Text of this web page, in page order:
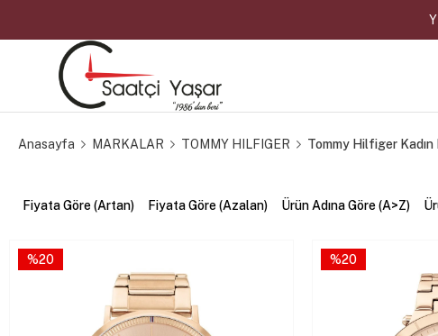
Anasayfa MARKALAR TOMMY HILFIGER Tommy Hilfiger
Fiyata Göre (Artan) Fiyata Göre (Azalan) Ürün Adına Göre (A>Z)
%20 %20